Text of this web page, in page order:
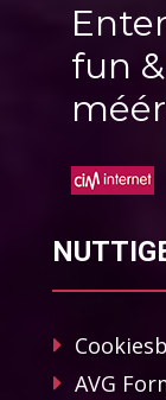
fun
AVG